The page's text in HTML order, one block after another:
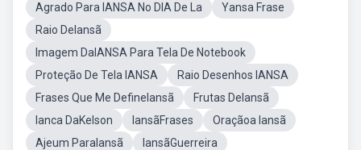
Agrado Para IANSA No DIA De La
Yansa Frase
Raio DeIansã
Imagem DaIANSA Para Tela De Notebook
Proteção De Tela IANSA
Raio Desenhos IANSA
Frases Que Me DefineIansã
Frutas DeIansã
Ianca DaKelson
IansãFrases
Oraçãoa Iansã
Ajeum ParaIansã
IansãGuerreira